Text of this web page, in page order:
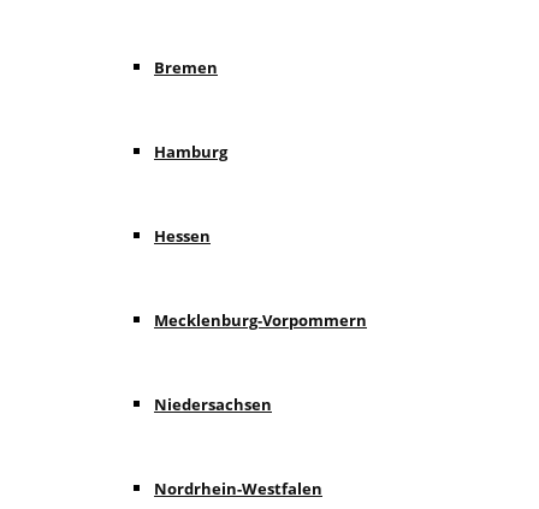
Bremen
Hamburg
Hessen
Mecklenburg-Vorpommern
Niedersachsen
Nordrhein-Westfalen